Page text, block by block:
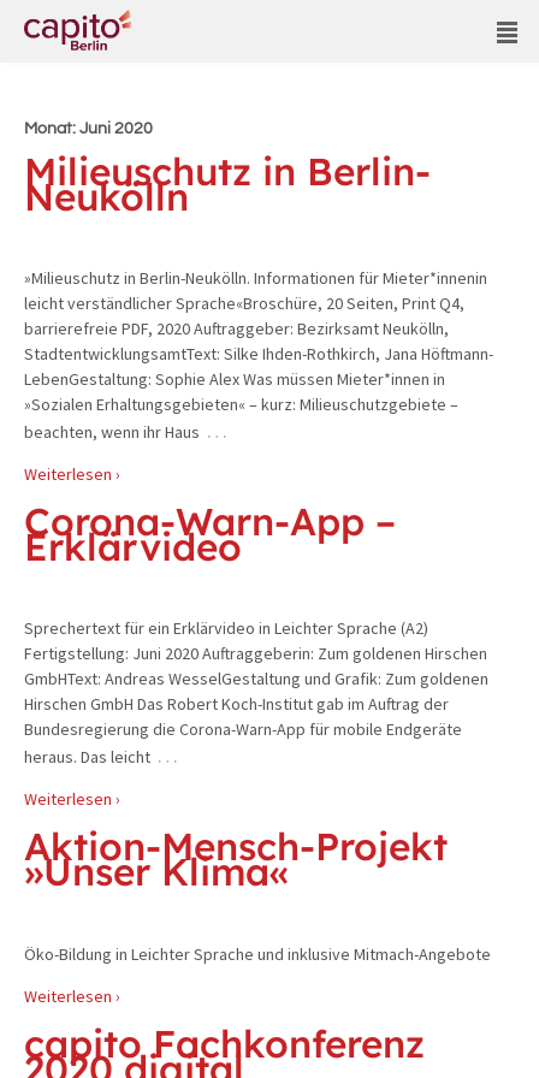
Monat: Juni 2020
Milieuschutz in Berlin-
Neukölln
»Milieuschutz in Berlin-Neukölln. Informationen für Mieter*innenin
leicht verständlicher Sprache«Broschüre, 20 Seiten, Print Q4,
barrierefreie PDF, 2020 Auftraggeber: Bezirksamt Neukölln,
StadtentwicklungsamtText: Silke Ihden-Rothkirch, Jana Höftmann-
LebenGestaltung: Sophie Alex Was müssen Mieter*innen in
»Sozialen Erhaltungsgebieten« – kurz: Milieuschutzgebiete –
beachten, wenn ihr Haus …
Weiterlesen ›
Corona-Warn-App –
Erklärvideo
Sprechertext für ein Erklärvideo in Leichter Sprache (A2)
Fertigstellung: Juni 2020 Auftraggeberin: Zum goldenen Hirschen
GmbHText: Andreas WesselGestaltung und Grafik: Zum goldenen
Hirschen GmbH Das Robert Koch-Institut gab im Auftrag der
Bundesregierung die Corona-Warn-App für mobile Endgeräte
heraus. Das leicht …
Weiterlesen ›
Aktion-Mensch-Projekt
»Unser Klima«
Öko-Bildung in Leichter Sprache und inklusive Mitmach-Angebote
Weiterlesen ›
capito Fachkonferenz
2020 digital